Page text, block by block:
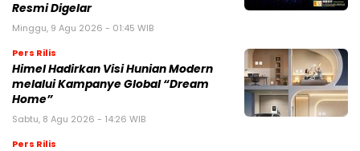
Tengku Dewi Beri Klarifikasi Terkait Kabar
Buntut Video Viral dengan Konten Mesum
Jillat Es Krim, Selebgram Oklin Fia Harus
Berurusan dengan Hukum